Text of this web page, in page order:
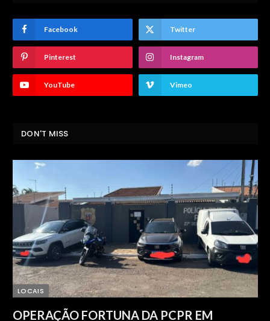
Facebook Twitter
Pinterest Instagram
YouTube Vimeo
DON'T MISS
LOCAIS
OPERAÇÃO FORTUNA DA PCPR EM